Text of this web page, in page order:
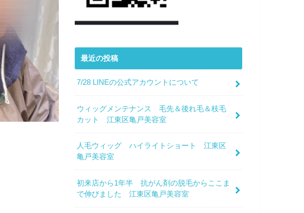
最近の投稿
7/28 LINEの公式アカウントについて
ウィッグメンテナンス 毛先＆後れ毛＆枝毛
カット 江東区亀戸美容室
人毛ウィッグ ハイライトショート 江東区
亀戸美容室
初来店から1年半 抗がん剤の脱毛からここま
で伸びました 江東区亀戸美容室